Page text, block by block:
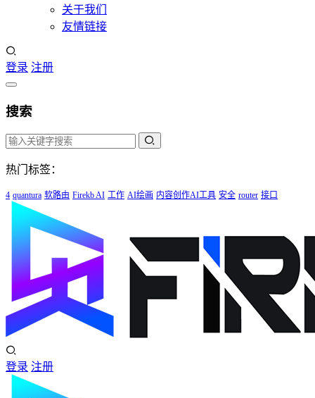
关于我们
友情链接
登录 注册
搜索
热门标签：
4 quantura 软路由 Firekb AI 工作 AI绘画 内容创作AI工具 安全 router 接口
登录 注册